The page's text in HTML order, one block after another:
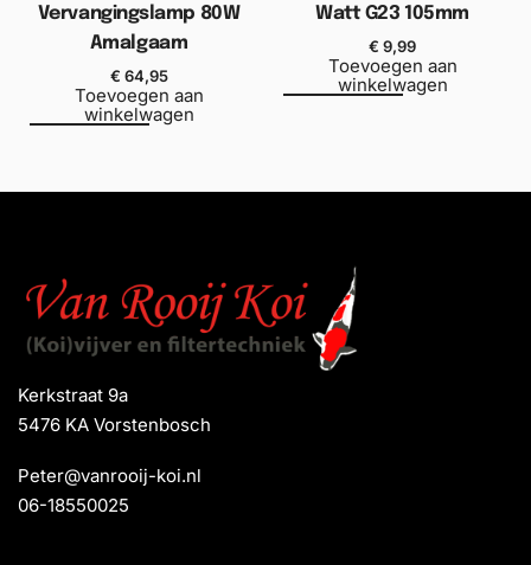
Vervangingslamp 80W
Amalgaam
€ 64,95
Toevoegen aan
winkelwagen
Watt G23 105mm
€ 9,99
Toevoegen aan
winkelwagen
Kerkstraat 9a
5476 KA Vorstenbosch
Peter@vanrooij-koi.nl
06-18550025